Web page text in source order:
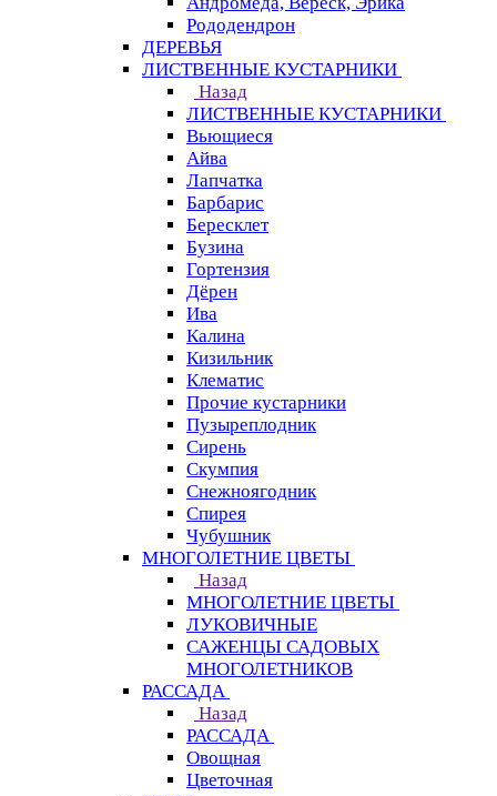
Рододендрон
ДЕРЕВЬЯ
ЛИСТВЕННЫЕ КУСТАРНИКИ
Назад
ЛИСТВЕННЫЕ КУСТАРНИКИ
Вьющиеся
Айва
Лапчатка
Барбарис
Бересклет
Бузина
Гортензия
Дёрен
Ива
Калина
Кизильник
Клематис
Прочие кустарники
Пузыреплодник
Сирень
Скумпия
Снежноягодник
Спирея
Чубушник
МНОГОЛЕТНИЕ ЦВЕТЫ
Назад
МНОГОЛЕТНИЕ ЦВЕТЫ
ЛУКОВИЧНЫЕ
САЖЕНЦЫ САДОВЫХ
МНОГОЛЕТНИКОВ
РАССАДА
Назад
РАССАДА
Овощная
Цветочная